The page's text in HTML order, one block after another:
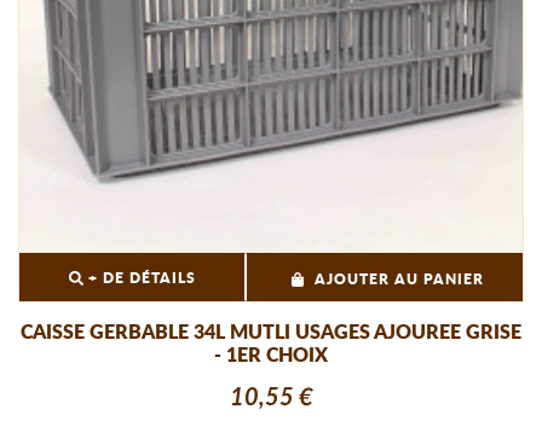
+ DE DÉTAILS AJOUTER AU PANIER
CAISSE GERBABLE 34L MUTLI USAGES AJOUREE GRISE
- 1ER CHOIX
10,55 €